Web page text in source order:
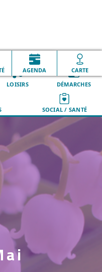
AGENDA CARTE
1er Mai
LOISIRS DÉMARCHES
SOCIAL / SANTÉ